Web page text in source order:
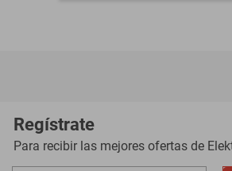
Regístrate
Para recibir las mejores ofertas de